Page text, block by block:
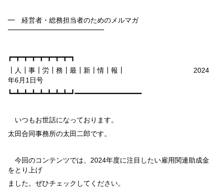
━ 経営者・総務担当者のためのメルマガ
━━━━━━━━━━━━━━
┏━┳━┳━┳━┳━┳━┳━┳━┓
┃人┃事┃労┃務┃最┃新┃情┃報┃ 2024
年6月 1 日号
┗━┻━┻━┻━┻━┻━┻━┻━┛━━━━━━━━━━━━━━━━━
いつもお世話になっております。
太田合同事務所の太田二郎です。
今回のコンテンツでは、 2024年度に注目したい雇用関連助成金
をとり上げ
ました。ぜひチェックしてください。